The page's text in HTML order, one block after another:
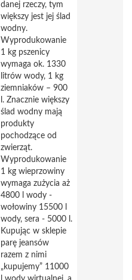
danej rzeczy, tym
większy jest jej ślad
wodny.
Wyprodukowanie
1 kg pszenicy
wymaga ok. 1330
litrów wody, 1 kg
ziemniaków – 900
l. Znacznie większy
ślad wodny mają
produkty
pochodzące od
zwierząt.
Wyprodukowanie
1 kg wieprzowiny
wymaga zużycia aż
4800 l wody -
wołowiny 15500 l
wody, sera - 5000 l.
Kupując w sklepie
parę jeansów
razem z nimi
„kupujemy” 11000